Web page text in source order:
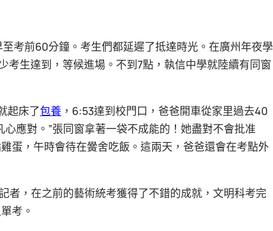
考前60分鐘。考生們都延遲了抵達時光。在廣州年夜學
考生達到，等候進場。不到7點，執信中學就陸續有同窗
起床了包養 ，6:53達到校門口，爸爸開車從家里過去40
應對。”張同窗拿著一袋不成能的！她盡對不會批准
蛋，午時會待在黌舍吃飯。這兩天，爸爸還會在考點外
者，在之前的藝術統考獲得了不錯的成就，文明科考完
考。